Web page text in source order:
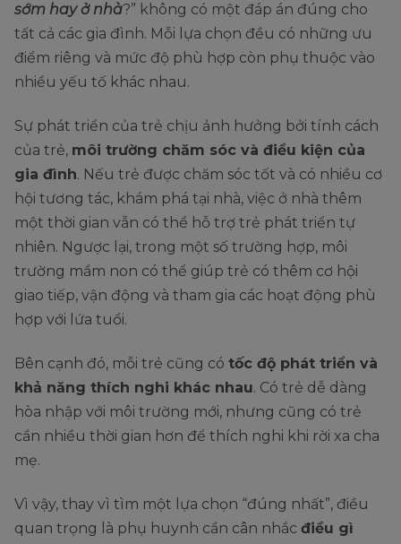
sớm hay ở nhà?” không có một đáp án đúng cho
tất cả các gia đình. Mỗi lựa chọn đều có những ưu
điểm riêng và mức độ phù hợp còn phụ thuộc vào
nhiều yếu tố khác nhau.
Sự phát triển của trẻ chịu ảnh hưởng bởi tính cách
của trẻ, môi trường chăm sóc và điều kiện của
gia đình. Nếu trẻ được chăm sóc tốt và có nhiều cơ
hội tương tác, khám phá tại nhà, việc ở nhà thêm
một thời gian vẫn có thể hỗ trợ trẻ phát triển tự
nhiên. Ngược lại, trong một số trường hợp, môi
trường mầm non có thể giúp trẻ có thêm cơ hội
giao tiếp, vận động và tham gia các hoạt động phù
hợp với lứa tuổi.
Bên cạnh đó, mỗi trẻ cũng có tốc độ phát triển và
khả năng thích nghi khác nhau. Có trẻ dễ dàng
hòa nhập với môi trường mới, nhưng cũng có trẻ
cần nhiều thời gian hơn để thích nghi khi rời xa cha
mẹ.
Vì vậy, thay vì tìm một lựa chọn “đúng nhất”, điều
quan trọng là phụ huynh cần cân nhắc điều gì